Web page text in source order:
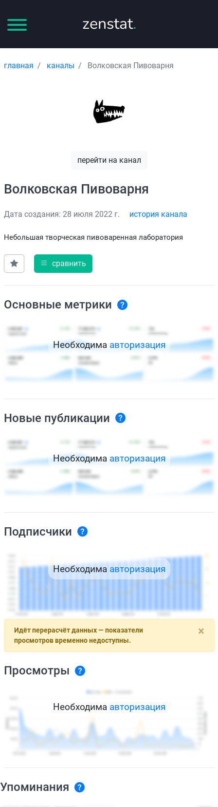
zenstat.
главная каналы Волковская Пивоварня
перейти на канал
Волковская Пивоварня
Дата создания: 28 июля 2022 г. история канала
Небольшая творческая пивоваренная лаборатория
сравнить
Основные метрики
Необходима авторизация
Новые публикации
Необходима авторизация
Подписчики
Необходима авторизация
×
Идёт перерасчёт данных — показатели
просмотров временно недоступны.
Просмотры
Необходима авторизация
Упоминания